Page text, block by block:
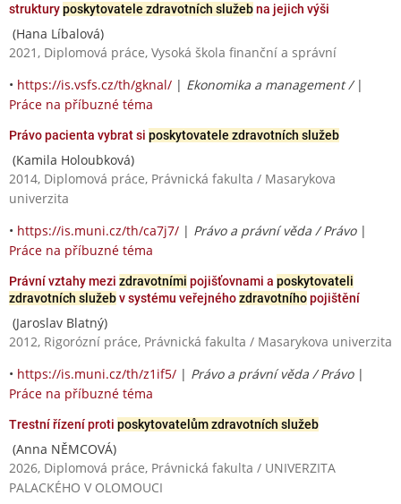
strukturyposkytovatele zdravotních služebna jejich výši
(Hana Líbalová)
2021, Diplomová práce, Vysoká škola finanční a správní
• https://is.vsfs.cz/th/gknal/ | Ekonomika a management / |
Práce na příbuzné téma
Právo pacienta vybrat si poskytovatele zdravotních služeb
(Kamila Holoubková)
2014, Diplomová práce, Právnická fakulta / Masarykova
univerzita
• https://is.muni.cz/th/ca7j7/ | Právo a právní věda / Právo|
Práce na příbuzné téma
Právní vztahy mezi zdravotními pojišťovnami a poskytovateli
zdravotních služebv systému veřejnéhozdravotníhopojištění
(Jaroslav Blatný)
2012, Rigorózní práce, Právnická fakulta / Masarykova univerzita
• https://is.muni.cz/th/z1if5/ | Právo a právní věda / Právo|
Práce na příbuzné téma
Trestní řízení proti poskytovatelům zdravotních služeb
(Anna NĚMCOVÁ)
2026, Diplomová práce, Právnická fakulta / UNIVERZITA
PALACKÉHO V OLOMOUCI